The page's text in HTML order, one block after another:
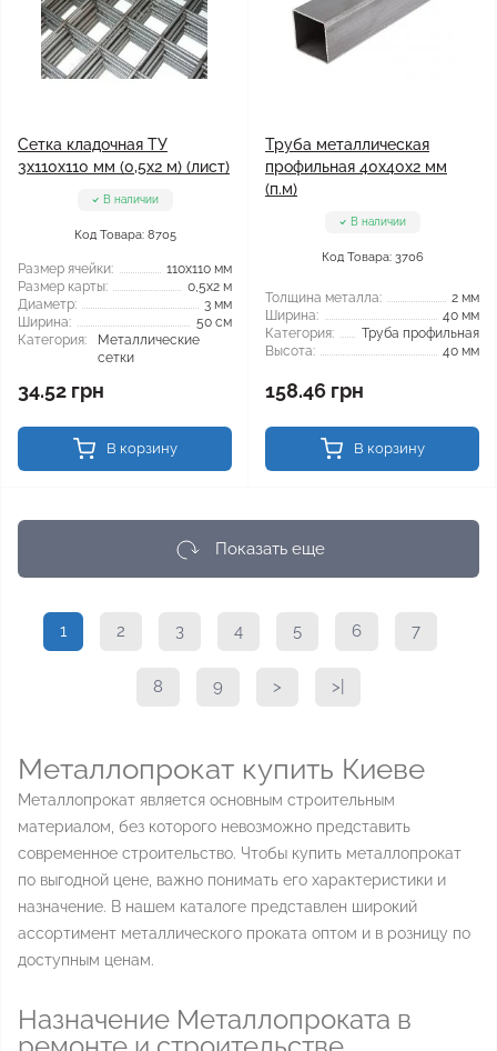
Сетка кладочная ТУ
3x110x110 мм (0,5x2 м) (лист)
В наличии
Код Товара: 8705
Размер ячейки:
110x110 мм
Размер карты:
0,5x2 м
Диаметр:
3 мм
Ширина:
50 см
Категория:
Металлические
сетки
34.52 грн
В корзину
Труба металлическая
профильная 40x40x2 мм
(п.м)
В наличии
Код Товара: 3706
Толщина металла:
2 мм
Ширина:
40 мм
Категория:
Труба профильная
Высота:
40 мм
158.46 грн
В корзину
Показать еще
1 2 3 4 5 6 7
8 9 > >|
Металлопрокат купить Киеве
Металлопрокат является основным строительным
материалом, без которого невозможно представить
современное строительство. Чтобы купить металлопрокат
по выгодной цене, важно понимать его характеристики и
назначение. В нашем каталоге представлен широкий
ассортимент металлического проката оптом и в розницу по
доступным ценам.
Назначение Металлопроката в